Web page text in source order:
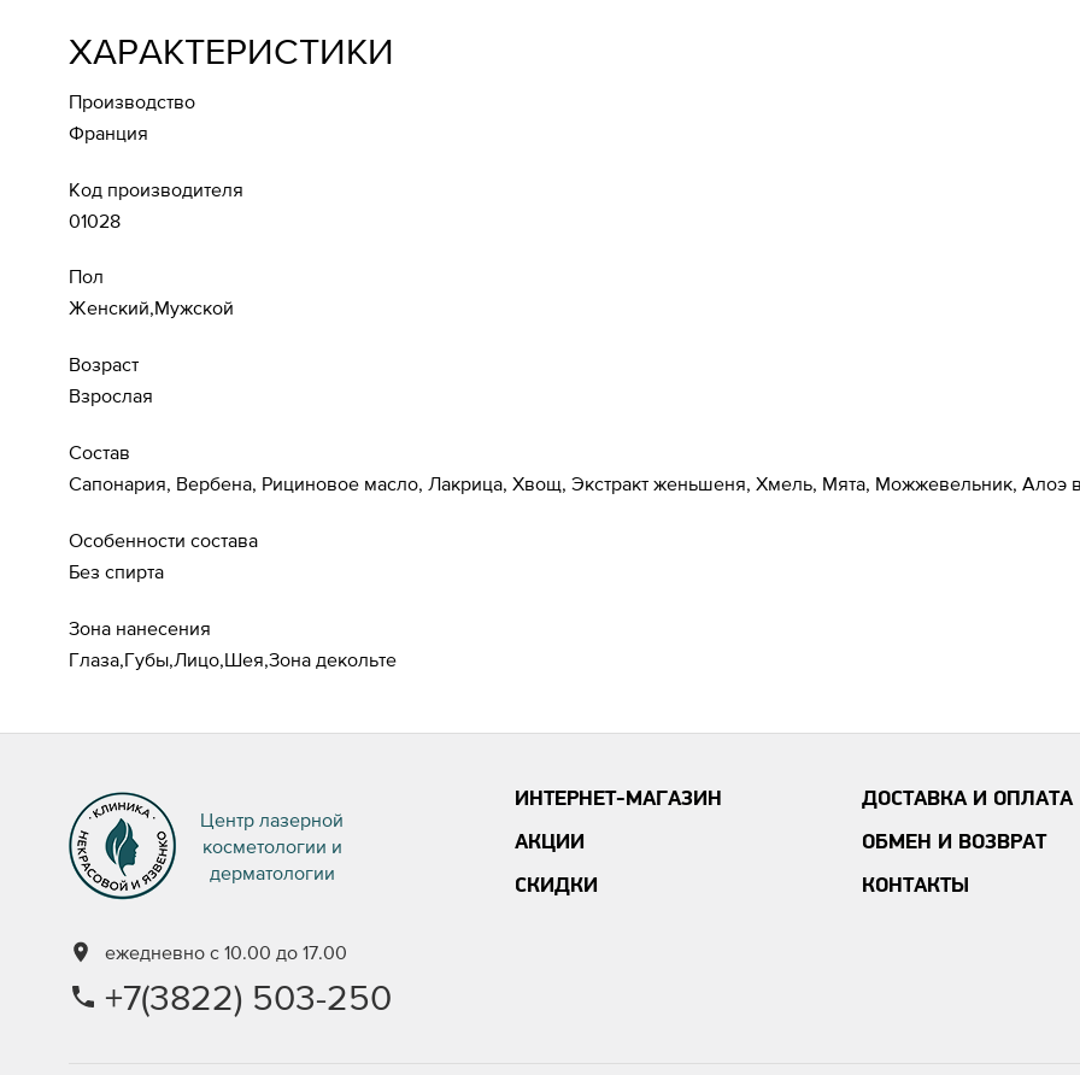
ХАРАКТЕРИСТИКИ
Производство
Франция
Код производителя
01028
Пол
Женский,Мужской
Возраст
Взрослая
Состав
Сапонария, Вербена, Рициновое масло, Лакрица, Хвощ, Экстракт женьшеня, Хмель, Мята, Можжевельник, Алоэ
Особенности состава
Без спирта
Зона нанесения
Глаза,Губы,Лицо,Шея,Зона декольте
Центр лазерной
косметологии и
дерматологии
ежедневно с 10.00 до 17.00
+7(3822) 503-250
ИНТЕРНЕТ-МАГАЗИН
АКЦИИ
СКИДКИ
ДОСТАВКА И ОПЛАТА
ОБМЕН И ВОЗВРАТ
КОНТАКТЫ